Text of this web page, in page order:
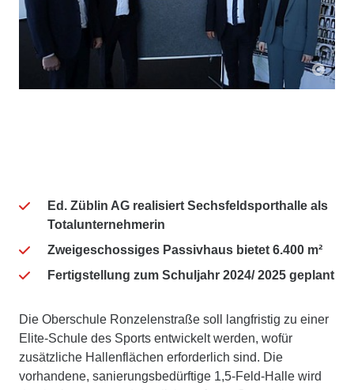
Ed. Züblin AG realisiert Sechsfeldsporthalle als
Totalunternehmerin
Zweigeschossiges Passivhaus bietet 6.400 m²
Fertigstellung zum Schuljahr 2024/ 2025 geplant
Die Oberschule Ronzelenstraße soll langfristig zu einer
Elite-Schule des Sports entwickelt werden, wofür
zusätzliche Hallenflächen erforderlich sind. Die
vorhandene, sanierungsbedürftige 1,5-Feld-Halle wird